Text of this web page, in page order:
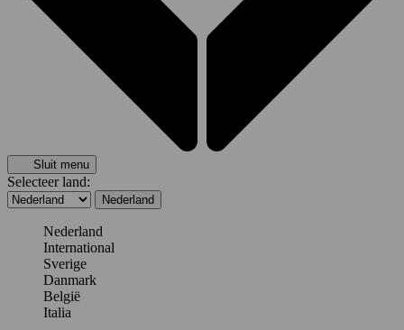
Sluit menu
Selecteer land:
Nederland
Nederland
International
Sverige
Danmark
België
Italia